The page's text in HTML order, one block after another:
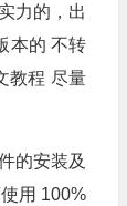
力的，出
本的 不转
教程 尽量
的安装及
用 100%